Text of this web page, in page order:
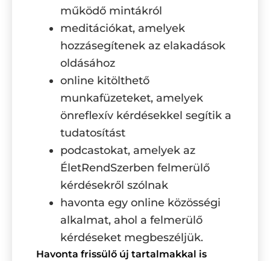
működő mintákról
meditációkat, amelyek
hozzásegítenek az elakadások
oldásához
online kitölthető
munkafüzeteket, amelyek
önreflexív kérdésekkel segítik a
tudatosítást
podcastokat, amelyek az
ÉletRendSzerben felmerülő
kérdésekről szólnak
havonta egy online közösségi
alkalmat, ahol a felmerülő
kérdéseket megbeszéljük.
Havonta frissülő új tartalmakkal is